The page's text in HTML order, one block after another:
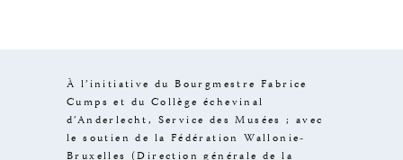
À l’initiative du Bourgmestre Fabrice
Cumps et du Collège échevinal
d’Anderlecht, Service des Musées ; avec
le soutien de la Fédération Wallonie-